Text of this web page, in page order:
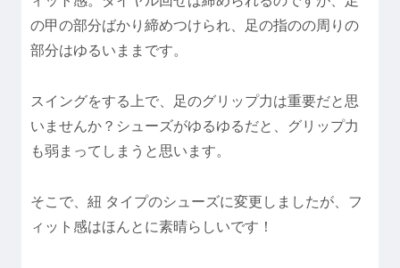
の甲の部分ばかり締めつけられ、足の指のの周りの
部分はゆるいままです。
スイングをする上で、足のグリップ力は重要だと思
いませんか？シューズがゆるゆるだと、グリップ力
も弱まってしまうと思います。
そこで、紐 タイプのシューズに変更しましたが、フ
ィット感はほんとに素晴らしいです！